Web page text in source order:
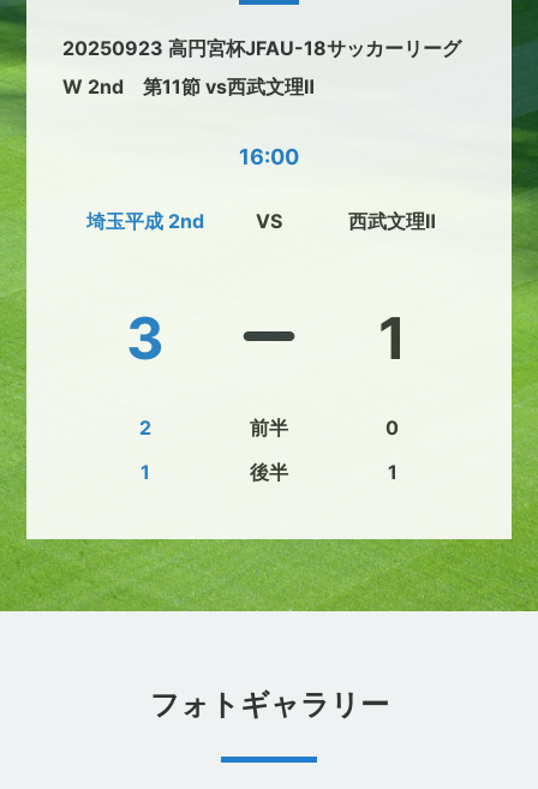
20250923 高円宮杯JFAU-18サッカーリーグ
W 2nd 第11節 vs西武文理Ⅱ
16:00
埼玉平成 2nd
3
2
1
VS
前半
後半
西武文理Ⅱ
1
0
1
フォトギャラリー